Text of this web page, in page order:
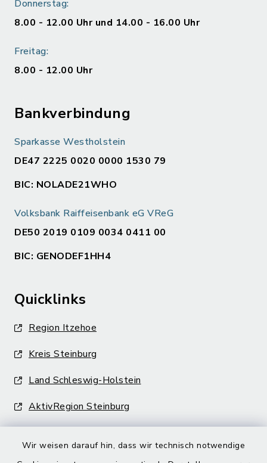
Wir weisen darauf hin, dass wir technisch notwendige
Donnerstag:
8.00 - 12.00 Uhr und 14.00 - 16.00 Uhr
Freitag:
8.00 - 12.00 Uhr
Bankverbindung
Sparkasse Westholstein
DE47 2225 0020 0000 1530 79
BIC: NOLADE21WHO
Volksbank Raiffeisenbank eG VReG
DE50 2019 0109 0034 0411 00
BIC: GENODEF1HH4
Quicklinks
Region Itzehoe
Kreis Steinburg
Land Schleswig-Holstein
AktivRegion Steinburg